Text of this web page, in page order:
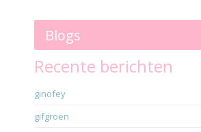
Blogs
Recente berichten
ginofey
gifgroen